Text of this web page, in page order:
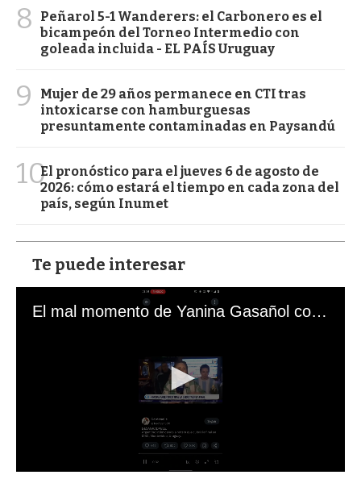
8
Peñarol 5-1 Wanderers: el Carbonero es el
bicampeón del Torneo Intermedio con
goleada incluida - EL PAÍS Uruguay
9
Mujer de 29 años permanece en CTI tras
intoxicarse con hamburguesas
presuntamente contaminadas en Paysandú
10El pronóstico para el jueves 6 de agosto de
2026: cómo estará el tiempo en cada zona del
país, según Inumet
Te puede interesar
El mal momento de Yanina Gasañol con un hincha argentino en "Subrayado"